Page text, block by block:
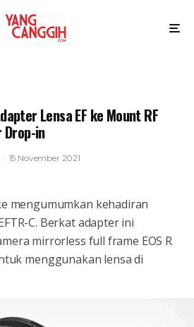
Lensa EF ke Mount RF
Drop-in
· 15 November 2021
mengumumkan kehadiran
C. Berkat adapter ini
mirrorless full frame EOS R
menggunakan lensa di